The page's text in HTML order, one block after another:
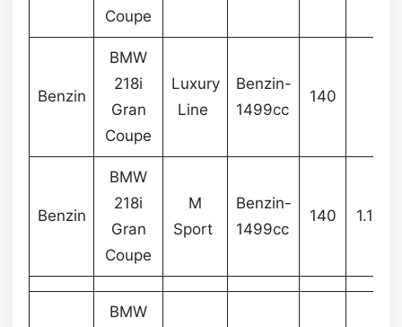
Coupe
Benzin
BMW
218i
Gran
Coupe
Luxury
Line
Benzin-
1499cc
140
Benzin
BMW
218i
Gran
Coupe
M
Sport
Benzin-
1499cc
140
BMW